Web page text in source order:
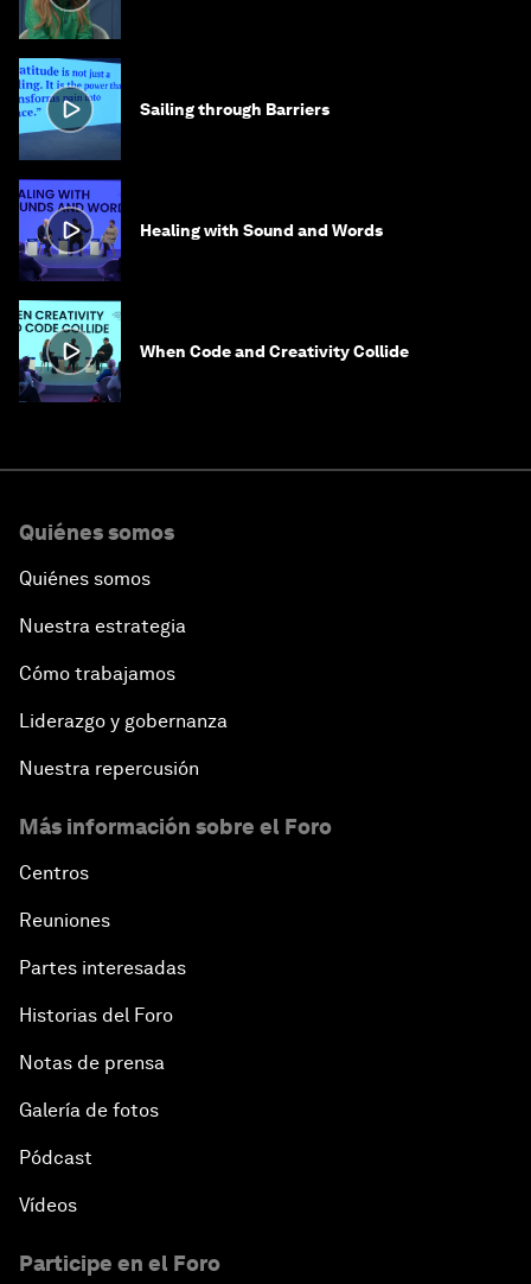
Sailing through Barriers
Healing with Sound and Words
When Code and Creativity Collide
Quiénes somos
Quiénes somos
Nuestra estrategia
Cómo trabajamos
Liderazgo y gobernanza
Nuestra repercusión
Más información sobre el Foro
Centros
Reuniones
Partes interesadas
Historias del Foro
Notas de prensa
Galería de fotos
Pódcast
Vídeos
Participe en el Foro